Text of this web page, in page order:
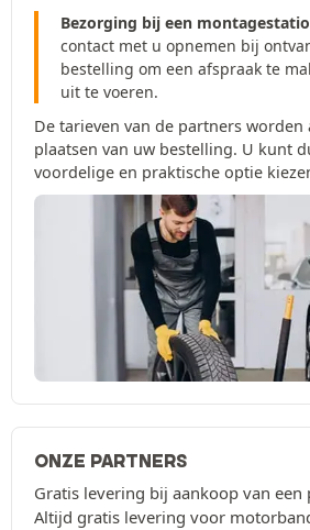
Bezorging bij een
contact met u opnemen bij
bestelling om een afspraak te
uit te voeren.
De tarieven van de partners
plaatsen van uw bestelling. U kunt
voordelige en praktische optie
ONZE PARTNERS
Gratis levering bij aankoop van een
Altijd gratis levering voor